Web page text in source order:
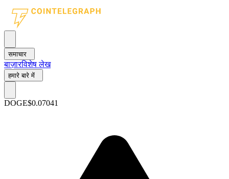
समाचार
बाज़ारविशेष लेख
हमारे बारे में
DOGE$0.07041